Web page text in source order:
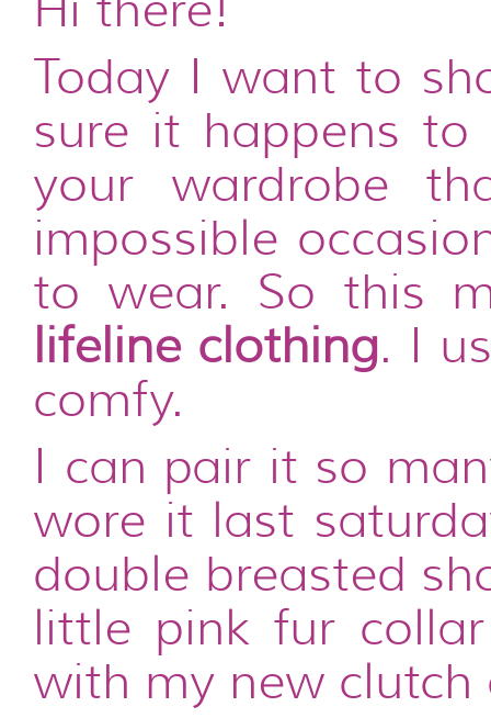
Today I want to
sure it happens
your wardrobe
impossible
to wear. So this
lifeline clothing. I
comfy.
I can pair it so
wore it last
double breasted
little pink fur
with my new